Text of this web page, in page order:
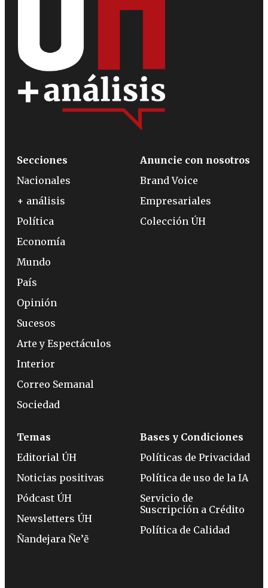
Secciones
Nacionales
+ análisis
Política
Economía
Mundo
País
Opinión
Sucesos
Arte y Espectáculos
Interior
Correo Semanal
Sociedad
Anuncie con nosotros
Brand Voice
Empresariales
Colección ÚH
Temas
Editorial ÚH
Noticias positivas
Pódcast ÚH
Newsletters ÚH
Ñandejara Ñe’ẽ
Bases y Condiciones
Políticas de Privacidad
Política de uso de la IA
Servicio de
Suscripción a Crédito
Política de Calidad